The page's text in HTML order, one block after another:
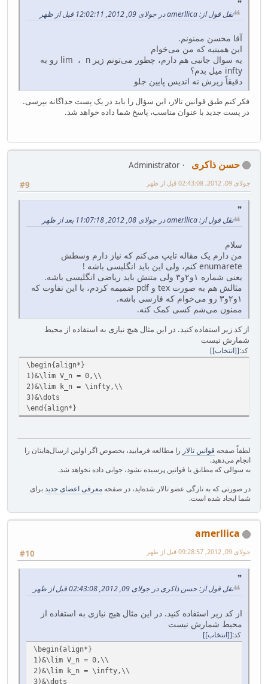
نقل قول از: amerllica در جولای 09, 2012, 12:02:11 قبل از ظهر
آقا محسن ممنونم.
این همینیه که من می‌خوام
یه سوال جانبی هم دارم، چطور می‌تونم زیر lim ، n رو به
infty میل بدم؟
دقیقاً زیرش نه اندیس پایین جلو
فکر کنم طبق قوانین تالار، این سؤال را باید در یک پست جداگانه بپرسی.
در پست جدید با عنوان مناسب، پاسخ شما داده خواهد شد.
حسن ذاکری
Administrator
#9
جولای 09, 2012, 02:43:08 قبل از ظهر
نقل قول از: amerllica در جولای 08, 2012, 11:07:18 بعد از ظهر
سلام
من دارم یک مقاله تایپ می‌کنم که نیاز دارم وسطش
enumarete کنم، ولی این باید انگلیسی باشه !
یعنی شماره ۱و۲و۳ ولی متنش باید ریاضی انگلیسی باشه.
مثالش هم به صورت tex و pdf ضمیمه کردم، با این تفاوت که
۱و۲و۳ رو می‌خوام که فارسی باشه.
ممنون می‌شم کسی کمک کنه.
از کد زیر استفاده کنید. در این مثال هیچ نیازی به استفاده از محیط
شمارش نیست
کد [انتخاب]
\begin{align*}
1)&\lim V_n = 0,\\
2)&\lim k_n = \infty,\\
3)&\dots
\end{align*}
لطفاً صفحه قوانین تالار را مطالعه فرمایید، بخصوص اگر اولین ارسال‌هایتان را
انجام می‌دهید.
به سوالی که مطابق با قوانین پرسیده نشود، جوابی داده نخواهد شد.
در صورتی که به تازگی عضو تالار شده‌اید، در صفحه معرفی اعضای جدیدبرای
شما ایجاد شده است.
amerllica
#10 جولای 09, 2012, 09:28:57 قبل از ظهر
نقل قول از: حسن ذاکری در جولای 09, 2012, 02:43:08 قبل از ظهر
از کد زیر استفاده کنید. در این مثال هیچ نیازی به استفاده از
محیط شمارش نیست
کد [انتخاب]
\begin{align*}
1)&\lim V_n = 0,\\
2)&\lim k_n = \infty,\\
3)&\dots